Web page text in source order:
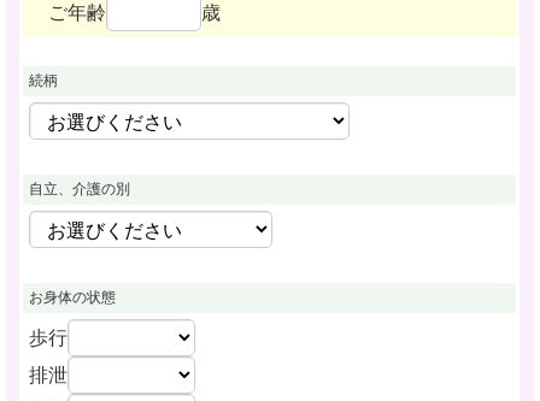
ご年齢 歳
続柄
自立、介護の別
お身体の状態
歩行
排泄